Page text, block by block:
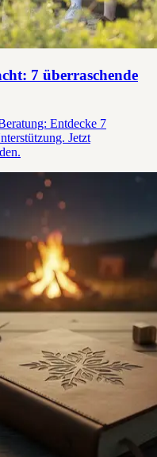
7 überraschende
Entdecke 7
Jetzt